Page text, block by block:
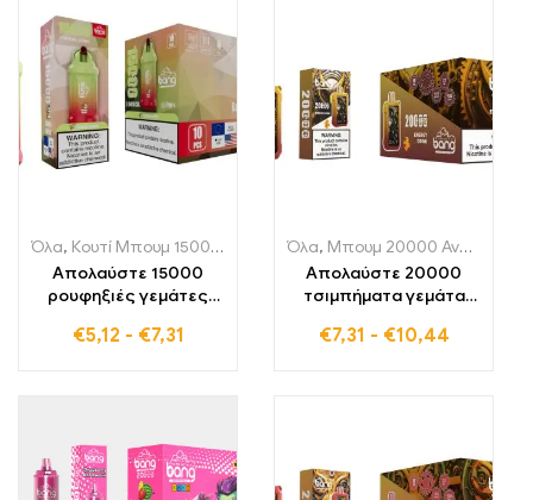
Όλα, Κουτί Μπουμ 15000 Αναπνοές ,Μονής χρήσης ηλεκτρονικά
Απολαύστε 15000
ρουφηξιές γεμάτες
το Rainbow Sherbet
€5,12 - €7,31
Όλα, Μπουμ 20000 Αναπνοές
Απολαύστε 20000
τσιμπήματα γεμάτα
ενέργεια με το BANG
€7,31 - €10,44